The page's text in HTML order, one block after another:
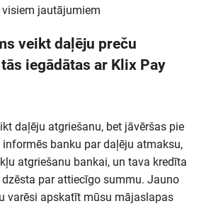
jautājumiem
veikt daļēju preču
iegādātas ar Klix Pay
daļēju atgriešanu, bet jāvēršas pie
banku par daļēju atmaksu,
atgriešanu bankai, un tava kredīta
par attiecīgo summu. Jauno
varēsi apskatīt mūsu mājaslapas